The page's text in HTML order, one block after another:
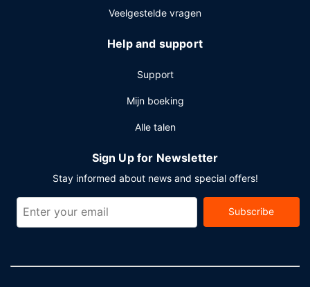
stomerij/wasserijservice, een 24-uurs receptie en een
bagageopslagruimte. Plan je een evenement in
Newcastle? Kies voor dit hotel met 1323 vierkante meter
aan ruimte, waaronder een conferentieruimte en 11
Veelgestelde vragen
Help and support
Support
Mijn boeking
Alle talen
Sign Up for Newsletter
Stay informed about news and special offers!
Subscribe